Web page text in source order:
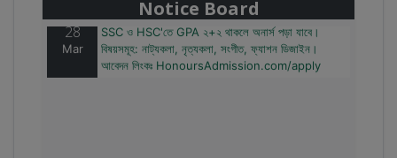
Notice Board
28
Mar
SSC ও HSC'তে GPA ২+২ থাকলে অনার্স পড়া যাবে।
বিষয়সমূহ: নাট্যকলা, নৃত্যকলা, সংগীত, ফ্যাশন ডিজাইন।
আবেদন লিংকঃ HonoursAdmission.com/apply